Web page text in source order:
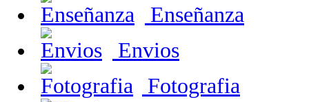
Enseñanza
Envios
Fotografia